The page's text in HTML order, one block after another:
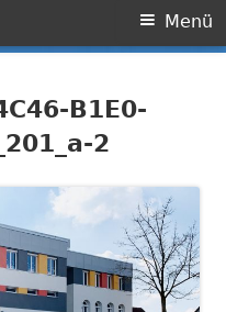
Menü
B1E0-
2